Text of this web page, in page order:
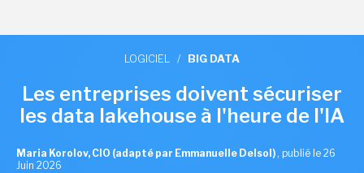
LOGICIEL / BIG DATA
Les entreprises doivent sécuriser
les data lakehouse à l'heure de l'IA
Maria Korolov, CIO (adapté par Emmanuelle Delsol) , publié le 26
Juin 2026